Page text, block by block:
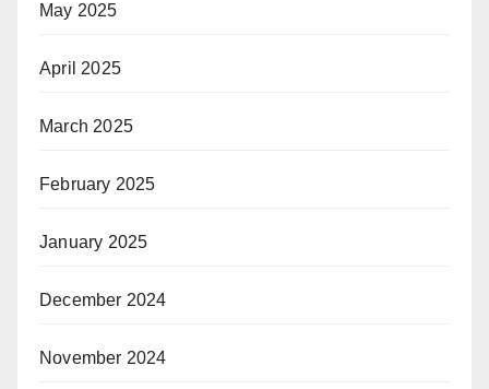
May 2025
April 2025
March 2025
February 2025
January 2025
December 2024
November 2024